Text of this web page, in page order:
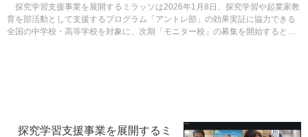
探究学習支援事業を展開するミラッソは2026年1月8日、探究学習や起業家教
育を部活動として支援するプログラム「アントレ部」の効果実証に協力できる
全国の中学校・高等学校を対象に、次期「モニター校」の募集を開始すると発
探究学習支援事業を展開するミ